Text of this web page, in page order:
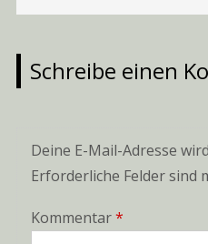
Schreibe einen
Deine E-Mail-Adresse
Erforderliche Felder sind
Kommentar*